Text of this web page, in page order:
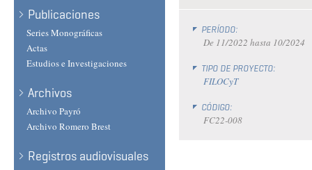
Publicaciones
Series Monográficas
Actas
Estudios e Investigaciones
Archivos
Archivo Payró
Archivo Romero Brest
Registros audiovisuales
PERÍODO:
De 11/2022 hasta 10/2024
TIPO DE PROYECTO:
FILOCyT
CÓDIGO:
FC22-008